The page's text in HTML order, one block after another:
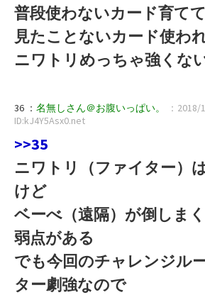
普段使わないカード育て
見たことないカード使わ
ニワトリめっちゃ強くな
36 ： 名無しさん＠お腹いっぱい。
：
ID:kJ4Y5Asx0.net
>>35
ニワトリ（ファイター）
けど
ベーべ（遠隔）が倒しま
弱点がある
でも今回のチャレンジル
ター劇強なので